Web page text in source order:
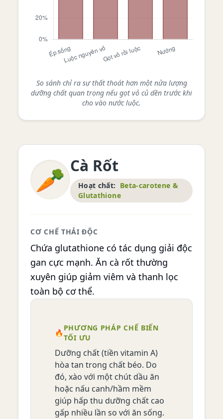
So sánh chỉ ra sự thất thoát hơn một nửa lượng
dưỡng chất quan trọng nếu gọt vỏ củ dền trước khi
cho vào nước luộc.
🥕 Cà Rốt
Hoạt chất: Beta-carotene &
Glutathione
CƠ CHẾ THẢI ĐỘC
Chứa glutathione có tác dụng giải độc
gan cực mạnh. Ăn cà rốt thường
xuyên giúp giảm viêm và thanh lọc
toàn bộ cơ thể.
🔥
PHƯƠNG PHÁP CHẾ BIẾN
TỐI ƯU
Dưỡng chất (tiền vitamin A)
hòa tan trong chất béo. Do
đó, xào với một chút dầu ăn
hoặc nấu canh/hầm mềm
giúp hấp thu dưỡng chất cao
gấp nhiều lần so với ăn sống.